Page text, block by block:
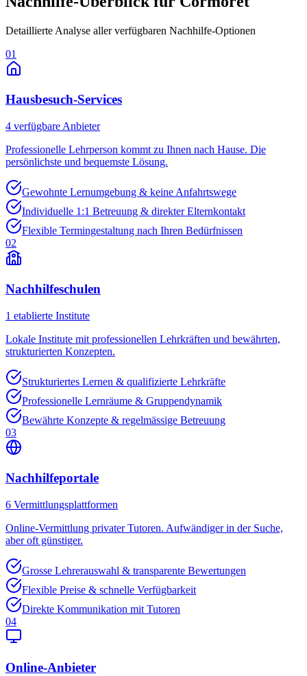
Detaillierte Analyse aller verfügbaren Nachhilfe-Optionen
01
Hausbesuch-Services
4 verfügbare Anbieter
Professionelle Lehrperson kommt zu Ihnen nach Hause. Die
persönlichste und bequemste Lösung.
Gewohnte Lernumgebung & keine Anfahrtswege
Individuelle 1:1 Betreuung & direkter Elternkontakt
Flexible Termingestaltung nach Ihren Bedürfnissen
02
Nachhilfeschulen
1 etablierte Institute
Lokale Institute mit professionellen Lehrkräften und bewährten,
strukturierten Konzepten.
Strukturiertes Lernen & qualifizierte Lehrkräfte
Professionelle Lernräume & Gruppendynamik
Bewährte Konzepte & regelmässige Betreuung
03
Nachhilfeportale
6 Vermittlungsplattformen
Online-Vermittlung privater Tutoren. Aufwändiger in der Suche,
aber oft günstiger.
Grosse Lehrerauswahl & transparente Bewertungen
Flexible Preise & schnelle Verfügbarkeit
Direkte Kommunikation mit Tutoren
04
Online-Anbieter